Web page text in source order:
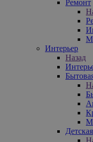
Ремонт
Интерьер
Назад